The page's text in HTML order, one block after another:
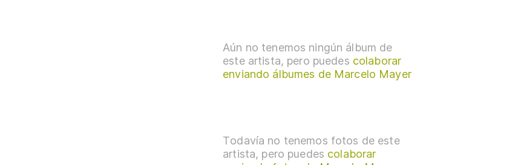
Aún no tenemos ningún álbum de
este artista, pero puedes colaborar
enviando álbumes de Marcelo Mayer
Todavía no tenemos fotos de este
artista, pero puedes colaborar